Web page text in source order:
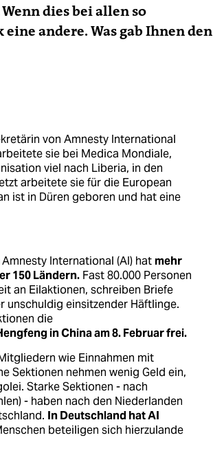
dies bei allen so
andere. Was gab Ihnen den
von Amnesty International
sie bei Medica Mondiale,
viel nach Liberia, in den
arbeitete sie für die European
ist in Düren geboren und hat eine
International (AI) hat mehr
150 Ländern.Fast 80.000 Personen
an Eilaktionen, schreiben Briefe
unschuldig einsitzender Häftlinge.
die
in China am 8. Februar frei.
wie Einnahmen mit
Sektionen nehmen wenig Geld ein,
Starke Sektionen - nach
- haben nach den Niederlanden
In Deutschland hat AI
beteiligen sich hierzulande